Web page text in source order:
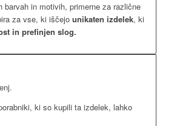
barvah in motivih, primerne za različne
za vse, ki iščejo unikaten izdelek, ki
in prefinjen slog.
ki so kupili ta izdelek, lahko